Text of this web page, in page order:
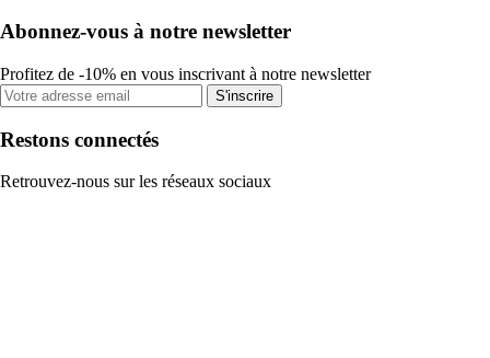
Abonnez-vous à notre newsletter
Profitez de -10% en vous inscrivant à notre newsletter
S'inscrire
Restons connectés
Retrouvez-nous sur les réseaux sociaux